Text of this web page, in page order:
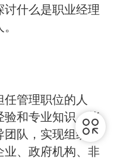
什么是职业经理
管理职位的人
验和专业知识，能
队，实现组织的
业、政府机构、非